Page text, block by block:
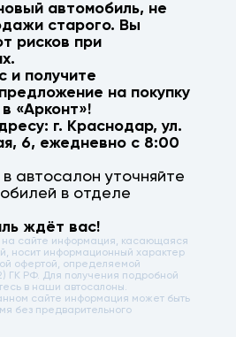
автомобиль, не
старого. Вы
рисков при
и получите
на покупку
в «Арконт»!
г. Краснодар,ул.
6, ежедневно с 8:00
автосалон уточняйте
в отделе
ждёт вас!
на сайте информация, касающаяся
носит информационный характер
офертой, определяемой
ГК РФ. Для получения подробной
в наши автосалоны.
сайте информация может быть
без предварительного